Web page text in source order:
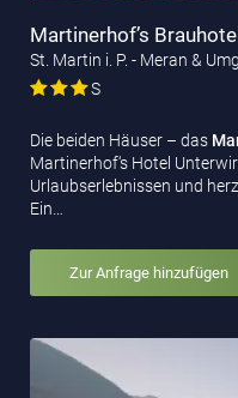
Martinerhof’s
St. Martin i. P. - Meran &
S
Die beiden Häuser – das
Martinerhof‘s Hotel
Urlaubserlebnissen und
Ein…
Zur Anfrage hinzufügen